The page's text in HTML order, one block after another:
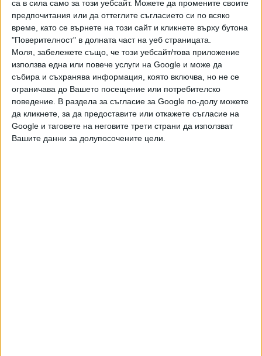
са в сила само за този уебсайт. Можете да промените своите
предпочитания или да оттеглите съгласието си по всяко
време, като се върнете на този сайт и кликнете върху бутона
"Поверителност" в долната част на уеб страницата.
Моля, забележете също, че този уебсайт/това приложение
използва една или повече услуги на Google и може да
събира и съхранява информация, която включва, но не се
ограничава до Вашето посещение или потребителско
поведение. В раздела за съгласие за Google по-долу можете
да кликнете, за да предоставите или откажете съгласие на
Google и таговете на неговите трети страни да използват
Вашите данни за долупосочените цели.
16 Авг. 2019
Отварят офертите за трудното трасе през
Кресна
15 Февр. 2019
А кога ще довършим пътните проекти на
Абдул Азис?